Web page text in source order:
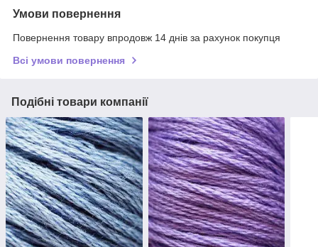
Умови повернення
Повернення товару впродовж 14 днів за рахунок покупця
Всі умови повернення
Подібні товари компанії